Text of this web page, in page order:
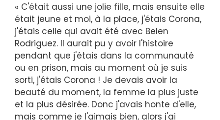
« C'était aussi une jolie fille, mais ensuite elle
était jeune et moi, à la place, j'étais Corona,
j'étais celle qui avait été avec Belen
Rodriguez. Il aurait pu y avoir l'histoire
pendant que j'étais dans la communauté
ou en prison, mais au moment où je suis
sorti, j'étais Corona ! Je devais avoir la
beauté du moment, la femme la plus juste
et la plus désirée. Donc j'avais honte d'elle,
mais comme je l'aimais bien, alors j'ai